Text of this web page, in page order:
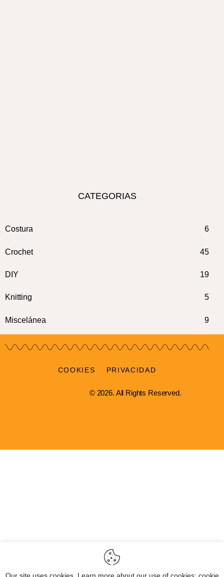
CATEGORIAS
Costura 6
Crochet 45
DIY 19
Knitting 5
Miscelánea 9
COOKIES PRIVACIDAD
© 2026. All Rights Reserved.